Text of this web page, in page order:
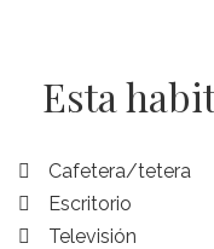
Esta
Cafetera/tetera
Escritorio
Televisión